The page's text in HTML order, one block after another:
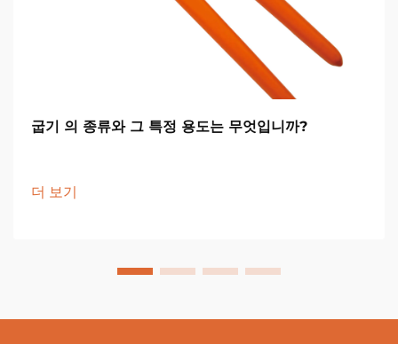
굽기 의 종류와 그 특정 용도는 무엇입니까?
더 보기